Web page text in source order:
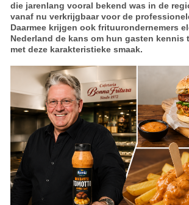
die jarenlang vooral bekend was in de
vanaf nu verkrijgbaar voor de
Daarmee krijgen ook frituurondernemers
Nederland de kans om hun gasten kennis
met deze karakteristieke smaak.